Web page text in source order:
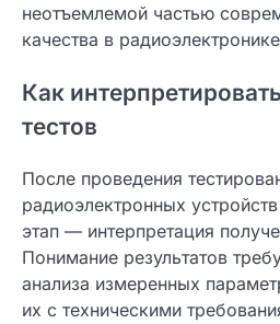
неотъемлемой частью
качества в
Как
тестов
После проведения
радиоэлектронных
этап — интерпретация
Понимание результатов
анализа измеренных
их с техническими